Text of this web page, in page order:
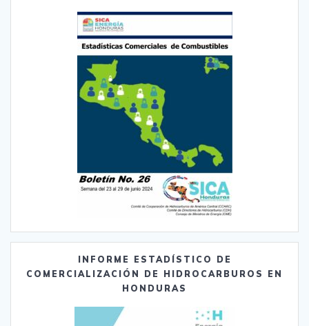
INFORME ESTADÍSTICO DE
COMERCIALIZACIÓN DE HIDROCARBUROS EN
HONDURAS